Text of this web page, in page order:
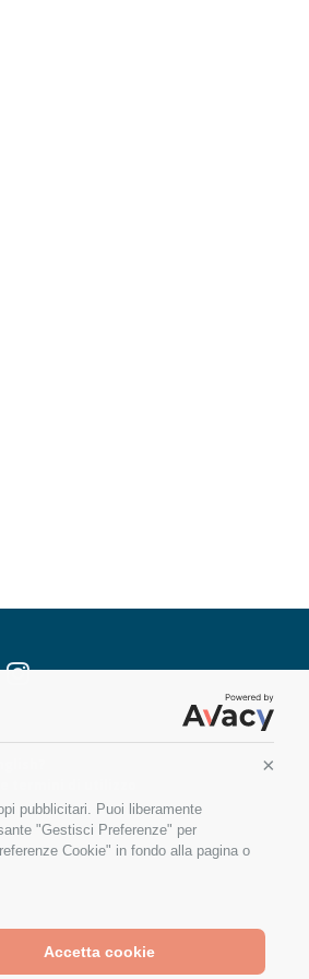
pubblicitari. Puoi liberamente
"Gestisci Preferenze" per
Cookie" in fondo alla pagina o
Accetta cookie